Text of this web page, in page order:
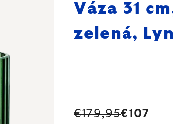
Váza 31
zelená,
€179,95€107